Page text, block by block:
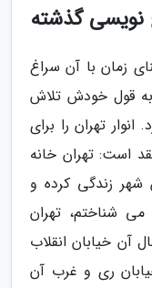
نویسی گذشته
زمان با آن سراغ
به قول خودش تلاش
تهران را برای
است: تهران خانه
شهر زندگی کرده و
شناختم، تهران
آن خیابان انقلاب
ری و غرب آن